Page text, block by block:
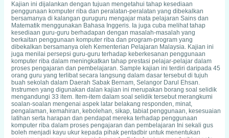
Kajian ini dijalankan dengan tujuan mengetahui tahap kesediaan
penggunaan komputer riba dan peralatan-peralatan yang dibekalkan
bersamanya di kalangan guruguru mengajar mata pelajaran Sains dan
Matematik menggunakan Bahasa Inggeris. Ia juga cuba melihat tahap
kesediaan guru-guru berhadapan dengan masalah-masalah yang
berkaitan penggunaan komputer riba dan program-program yang
dibekalkan bersamanya oleh Kementerian Pelajaran Malaysia. Kajian ini
juga menilai persepsi guru-guru terhadap keberkesanan penggunaan
komputer riba dalam meningkatkan tahap prestasi pelajar-pelajar dalam
proses pengajaran dan pembelajaran. Sample kajian ini terdiri daripada 45
orang guru yang terlibat secara langsung dalam dasar tersebut di tujuh
buah sekolah dalam Daerah Sabak Bernam, Selangor Darul Ehsan.
Instrumen yang digunakan dalan kajian ini merupakan borang soal selidik
mengandungi 33 item. Item-item dalam soal selidik tersebut merangkumi
soalan-soalan mengenai aspek latar belakang responden, minat,
pengalaman, kemahiran, kebolehan, sikap, tabiat penggunaan, kesesuaian
latihan serta harapan dan pendapat mereka terhadap penggunaan
komputer riba dalam proses pengajaran dan pembelajaran Ini sekali gus
boleh menjadi kayu ukur kepada pihak pentadbir untuk menentukan